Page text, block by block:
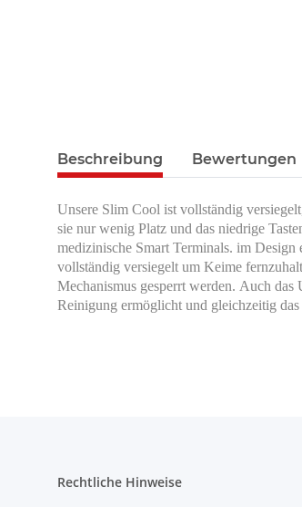
Beschreibung Bewertungen
Unsere Slim Cool ist vollständig
sie nur wenig Platz und das niedrige
medizinische Smart Terminals. im
vollständig versiegelt um Keime
Mechanismus gesperrt werden. Auch
Reinigung ermöglicht und gleichzeitig
Rechtliche Hinweise